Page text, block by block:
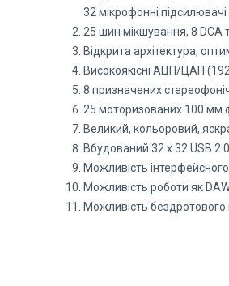
32 мікрофонні
25 шин мікшування, 8 DCA
Відкрита архітектура,
Високоякісні АЦП/ЦАП
8 призначених
25 моторизованих 100 мм
Великий, кольоровий,
Вбудований 32 x 32 USB
Можливість
Можливість роботи як
Можливість